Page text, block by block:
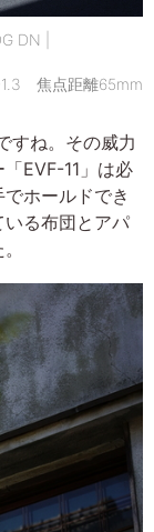
DN |
焦点距離65mm
すね。その威力
EVF-11」は必
ホールドでき
る布団とアパ